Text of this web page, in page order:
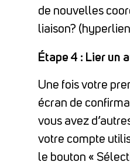
de nouvelles
liaison?
Étape 4 : Lier un
Une fois votre
écran de
vous avez
votre compte
le bouton «